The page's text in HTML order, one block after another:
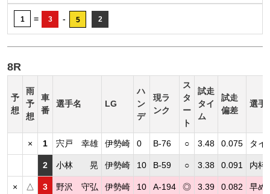
1 = 3 - 5 2
8R
予
想
雨
予
想
車
番
選手名 LG
ハ
ン
デ
現ラ
ンク
ス
タ
ー
ト
試走
タイ
ム
試走
偏差
選手
× 1 宍戸 幸雄 伊勢崎 0 B-76 ○ 3.48 0.075 タイ
2 小林 晃 伊勢崎 10 B-59 ○ 3.38 0.091 内枠
× △ 3 野沢 守弘 伊勢崎 10 A-194 ◎ 3.39 0.082 早め